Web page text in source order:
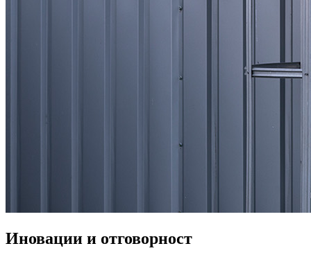
Иновации и отговорност